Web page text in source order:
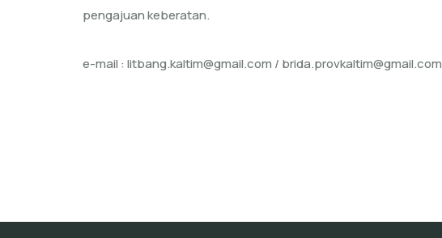
pengajuan keberatan.
e-mail : litbang.kaltim@gmail.com / brida.provkaltim@gmail.com